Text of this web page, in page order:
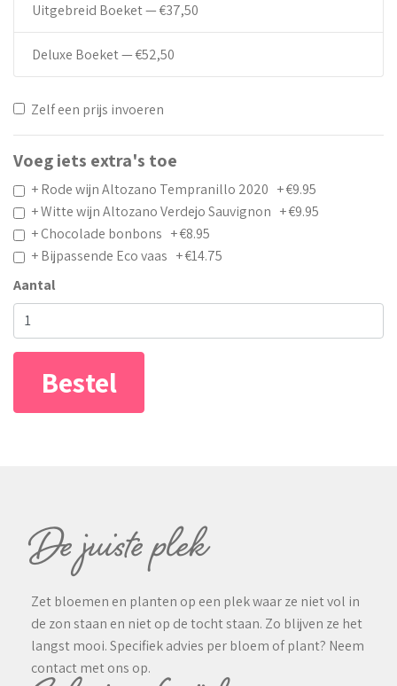
Uitgebreid Boeket — €37,50
Deluxe Boeket — €52,50
Zelf een prijs invoeren
Voeg iets extra's toe
+ Rode wijn Altozano Tempranillo 2020 + €9.95
+ Witte wijn Altozano Verdejo Sauvignon + €9.95
+ Chocolade bonbons + €8.95
+ Bijpassende Eco vaas + €14.75
Aantal
Bestel
De juiste plek
Zet bloemen en planten op een plek waar ze niet vol in
de zon staan en niet op de tocht staan. Zo blijven ze het
langst mooi. Specifiek advies per bloem of plant? Neem
contact met ons op.